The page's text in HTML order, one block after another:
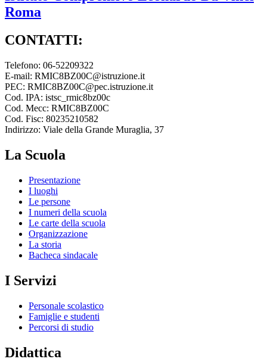
Roma
CONTATTI:
Telefono: 06-52209322
E-mail: RMIC8BZ00C@istruzione.it
PEC: RMIC8BZ00C@pec.istruzione.it
Cod. IPA: istsc_rmic8bz00c
Cod. Mecc: RMIC8BZ00C
Cod. Fisc: 80235210582
Indirizzo: Viale della Grande Muraglia, 37
La Scuola
Presentazione
I luoghi
Le persone
I numeri della scuola
Le carte della scuola
Organizzazione
La storia
Bacheca sindacale
I Servizi
Personale scolastico
Famiglie e studenti
Percorsi di studio
Didattica